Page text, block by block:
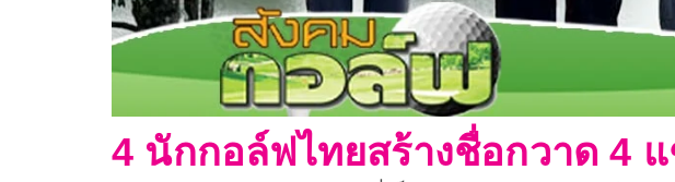
4 นักกอล์ฟไทยสร้างชื่อกวาด 4